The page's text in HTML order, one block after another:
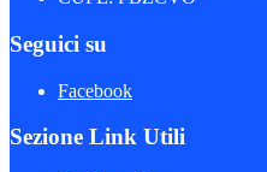
Seguici su
Facebook
Sezione Link Utili